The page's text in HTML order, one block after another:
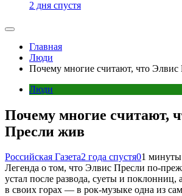
2 дня спустя
Главная
Люди
Почему многие считают, что
Люди
Почему многие считают,
Пресли жив
Российская Газета2 года спустя01 минуты
Легенда о том, что Элвис Пресли по-
устал после развода, суеты и поклонниц,
в своих горах — в рок-музыке одна из